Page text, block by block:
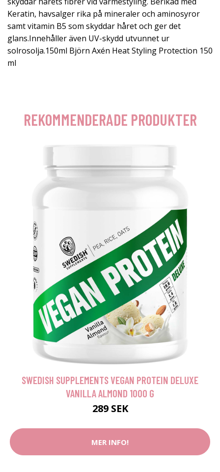
Keratin, havsalger rika på mineraler och aminosyror
samt vitamin B5 som skyddar håret och ger det
glans.Innehåller även UV-skydd utvunnet ur
solrosolja.150ml Björn Axén Heat Styling Protection 150
ml
REKOMMENDERADE PRODUKTER
SWEDISH SUPPLEMENTS VEGAN PROTEIN DELUXE
VANILLA ALMOND 1000 G
289 SEK
MER INFO!